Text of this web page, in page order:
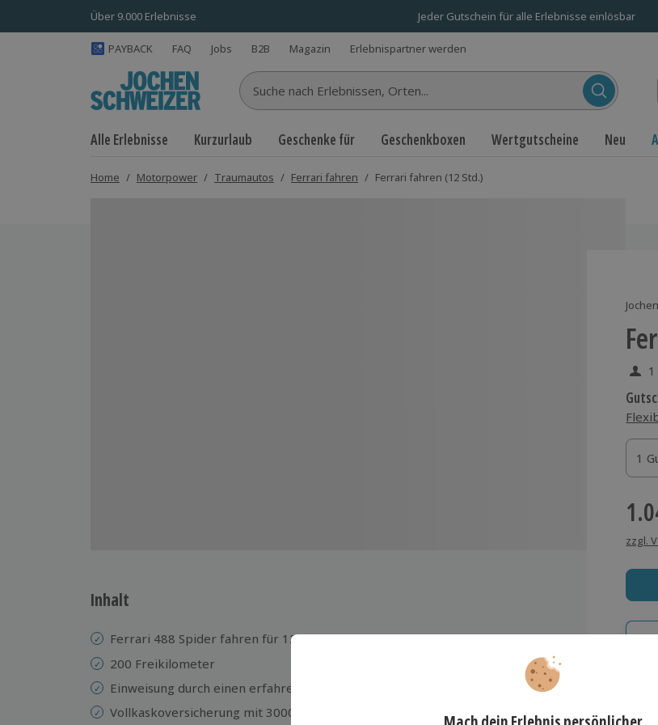
Über 9.000 Erlebnisse Jeder Gutschein für alle Erlebnisse einlösbar
PAYBACK FAQ Jobs B2B Magazin Erlebnispartner werden
Suche nach Erlebnissen...
Alle Erlebnisse Kurzurlaub Geschenke für Geschenkboxen Wertgutscheine Neu
Home / Motorpower / Traumautos / Ferrari fahren / Ferrari fahren (12 Std.)
1
1
1
zzgl.
Inhalt
Ferrari 488 Spider fahren für 12 Stunden
200 Freikilometer
Einweisung durch einen erfahrenen Instruktor
Vollkaskoversicherung mit 3000 € Selbstbeteiligung